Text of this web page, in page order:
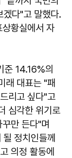
겠다"고 말했다.
황실에서 자
준 14.16%의
래 대표는 "패
리고 싶다"고
심각한 위기로
만 든다"며
정치인들께
의정 활동에